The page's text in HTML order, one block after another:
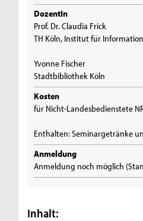
DozentIn
Prof. Dr. Claudia Frick
TH Köln, Institut für
Yvonne Fischer
Stadtbibliothek Köln
Kosten
für Nicht-Landesbedienstete
Enthalten: Seminargetränke
Anmeldung
Anmeldung noch möglich
Inhalt: